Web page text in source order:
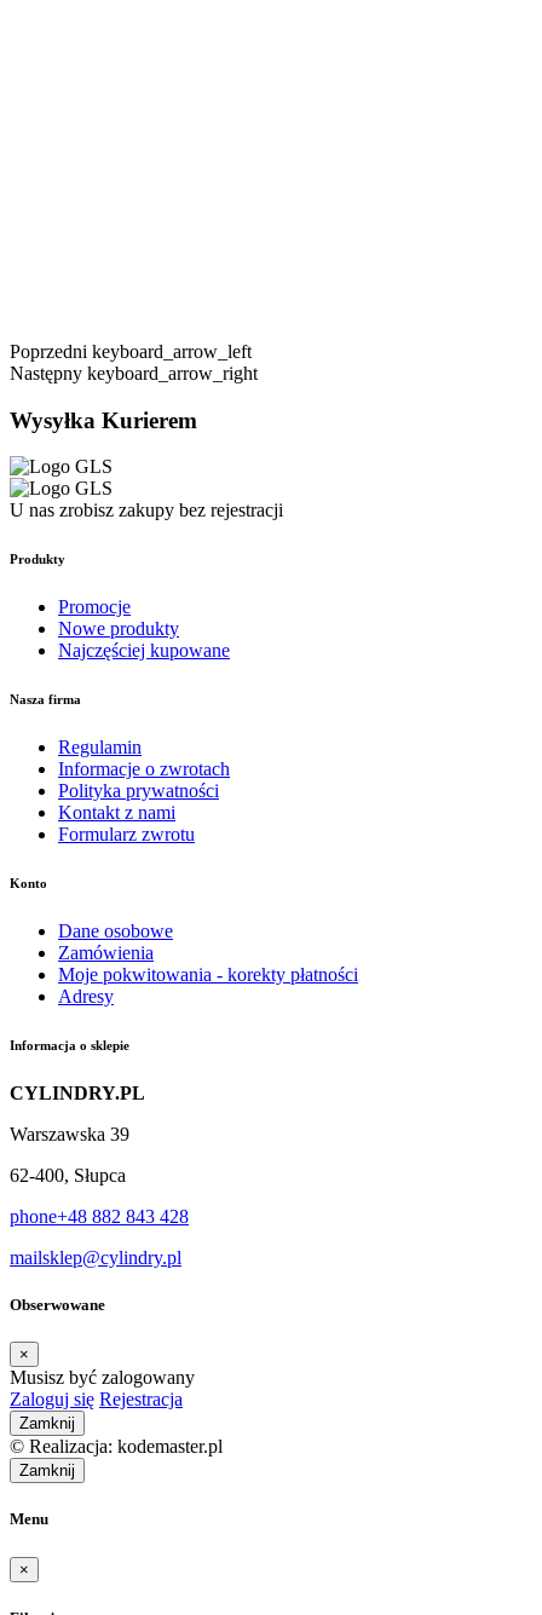
Poprzedni keyboard_arrow_left
Następny keyboard_arrow_right
Wysyłka Kurierem
U nas zrobisz zakupy bez rejestracji
Produkty
Promocje
Nowe produkty
Najczęściej kupowane
Nasza firma
Regulamin
Informacje o zwrotach
Polityka prywatności
Kontakt z nami
Formularz zwrotu
Konto
Dane osobowe
Zamówienia
Moje pokwitowania - korekty płatności
Adresy
Informacja o sklepie
CYLINDRY.PL
Warszawska 39
62-400, Słupca
phone+48 882 843 428
mailsklep@cylindry.pl
Obserwowane
×
Musisz być zalogowany
Zaloguj się Rejestracja
Zamknij
© Realizacja: kodemaster.pl
Zamknij
Menu
×